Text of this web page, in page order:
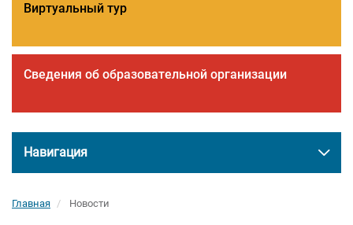
Виртуальный тур
Сведения об образовательной организации
Навигация
Главная Новости